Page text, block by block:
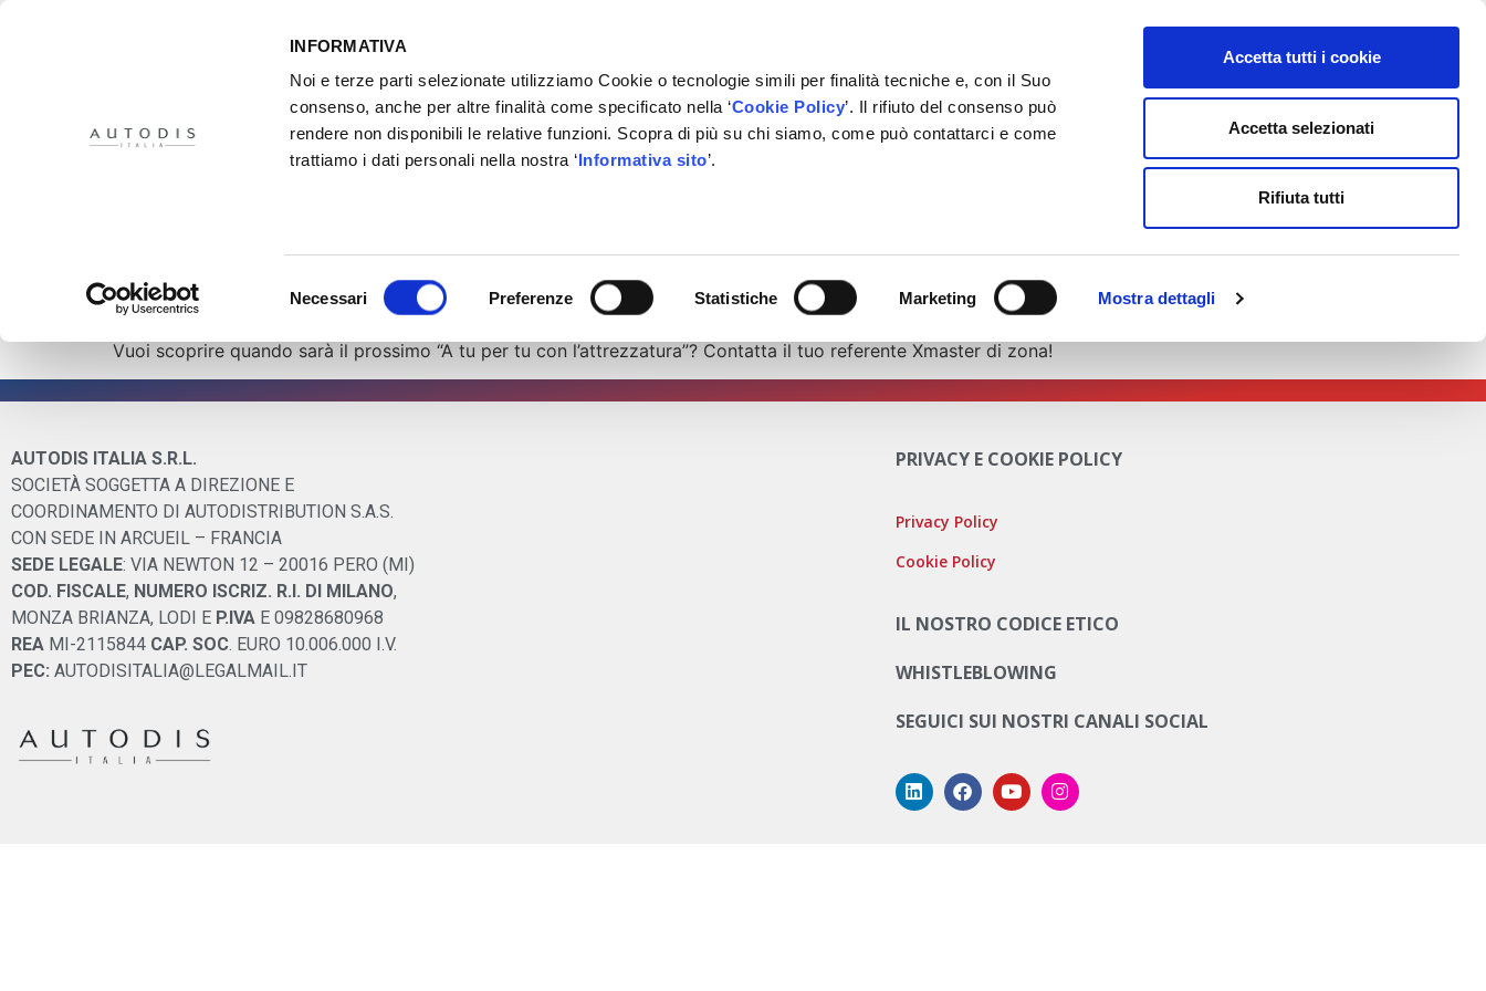
INFORMATIVA
Noi e terze parti selezionate utilizziamo Cookie o tecnologie simili per finalità tecniche e, con il Suo
consenso, anche per altre finalità come specificato nella ‘Cookie Policy’. Il rifiuto del consenso può
rendere non disponibili le relative funzioni. Scopra di più su chi siamo, come può contattarci e come
trattiamo i dati personali nella nostra ‘Informativa sito’.
del
Necessari Preferenze Statistiche Marketing Mostra dettagli
Accetta tutti i cookie
Accetta selezionati
Rifiuta tutti
IL PROGETTO DISTRIBUTORI XMASTER PRIVATE LABEL FORNITORI PARTNER BACHECA CONTATTI AREA RISERVATA
Le Officine hanno avuto l’opportunità di incontrare Il Fornitore Autel per confrontarsi su sistemi Adas, stazioni per la manutenzione dei ricambi
Vuoi scoprire quando sarà il prossimo “A tu per tu con l’attrezzatura”? Contatta il tuo referente Xmaster di zona!
AUTODIS ITALIA S.R.L.
SOCIETÀ SOGGETTA A DIREZIONE E
COORDINAMENTO DI AUTODISTRIBUTION S.A.S.
CON SEDE IN ARCUEIL – FRANCIA
SEDE LEGALE: VIA NEWTON 12 – 20016 PERO (MI)
COD. FISCALE, NUMERO ISCRIZ. R.I. DI MILANO,
MONZA BRIANZA, LODI E P.IVA E 09828680968
REA MI-2115844 CAP. SOC. EURO 10.006.000 I.V.
PEC: AUTODISITALIA@LEGALMAIL.IT
PRIVACY E COOKIE POLICY
Privacy Policy
Cookie Policy
IL NOSTRO CODICE ETICO
WHISTLEBLOWING
SEGUICI SUI NOSTRI CANALI SOCIAL